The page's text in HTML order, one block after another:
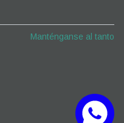
Manténganse al tanto